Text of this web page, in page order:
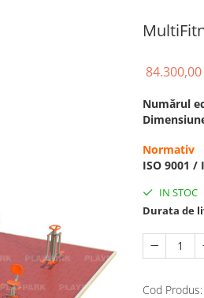
Numărul
Normativ
ISO 9001 /
IN STOC
Durata de
Cod Produs: